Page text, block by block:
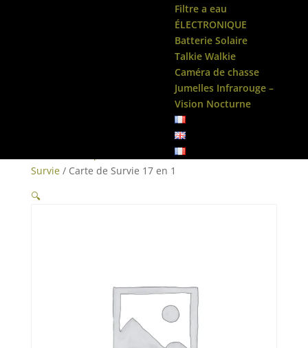
Filtre a eau
ÉLECTRONIQUE
Batterie Solaire
Talkie Walkie
Caméra de chasse
Jumelles Infrarouge –
Vision Nocturne
/Carte de
Survie/ Carte de Survie 17 en 1
🔍